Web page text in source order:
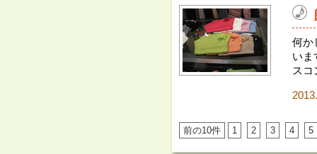
何か
いま
スコ
前の10件 1 2 3 4 5